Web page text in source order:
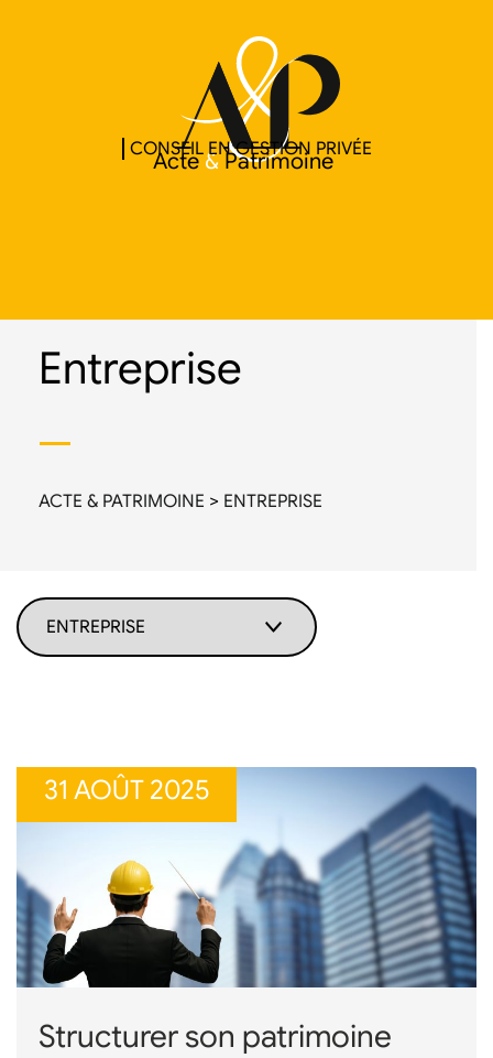
Acte&Patrimoine
CONSEIL EN GESTION PRIVÉE
Entreprise
ACTE & PATRIMOINE > ENTREPRISE
31 AOÛT 2025
Structurer son patrimoine